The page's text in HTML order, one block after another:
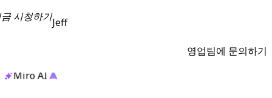
시청하기Jeff
영업팀에 문의하기
Miro AI